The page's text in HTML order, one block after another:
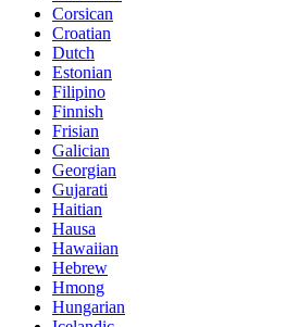
Corsican
Croatian
Dutch
Estonian
Filipino
Finnish
Frisian
Galician
Georgian
Gujarati
Haitian
Hausa
Hawaiian
Hebrew
Hmong
Hungarian